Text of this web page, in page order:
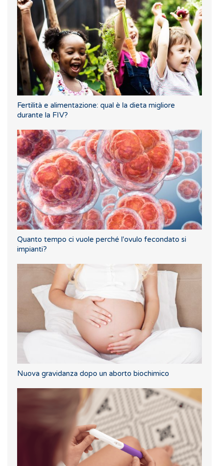
Fertilità e alimentazione: qual è la dieta migliore
durante la FIV?
Quanto tempo ci vuole perché l'ovulo fecondato si
impianti?
Nuova gravidanza dopo un aborto biochimico